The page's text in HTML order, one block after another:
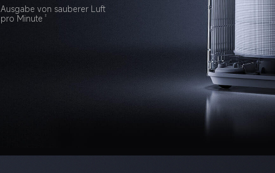
Ausgabe von sauberer Luft
pro Minute 3